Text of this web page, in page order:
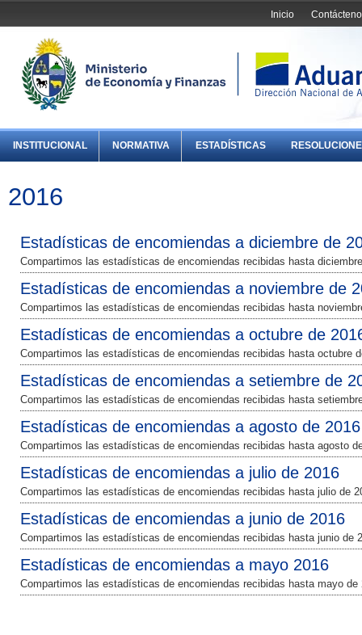
Inicio
INSTITUCIONAL NORMATIVA ESTADÍSTICAS
2016
Estadísticas de encomiendas a diciembre de
Compartimos las estadísticas de encomiendas recibidas hasta
Estadísticas de encomiendas a noviembre de
Compartimos las estadísticas de encomiendas recibidas hasta
Estadísticas de encomiendas a octubre de
Compartimos las estadísticas de encomiendas recibidas hasta octubre
Estadísticas de encomiendas a setiembre de
Compartimos las estadísticas de encomiendas recibidas hasta
Estadísticas de encomiendas a agosto de 2016
Compartimos las estadísticas de encomiendas recibidas hasta agosto
Estadísticas de encomiendas a julio de 2016
Compartimos las estadísticas de encomiendas recibidas hasta julio de
Estadísticas de encomiendas a junio de 2016
Compartimos las estadísticas de encomiendas recibidas hasta junio de
Estadísticas de encomiendas a mayo 2016
Compartimos las estadísticas de encomiendas recibidas hasta mayo de